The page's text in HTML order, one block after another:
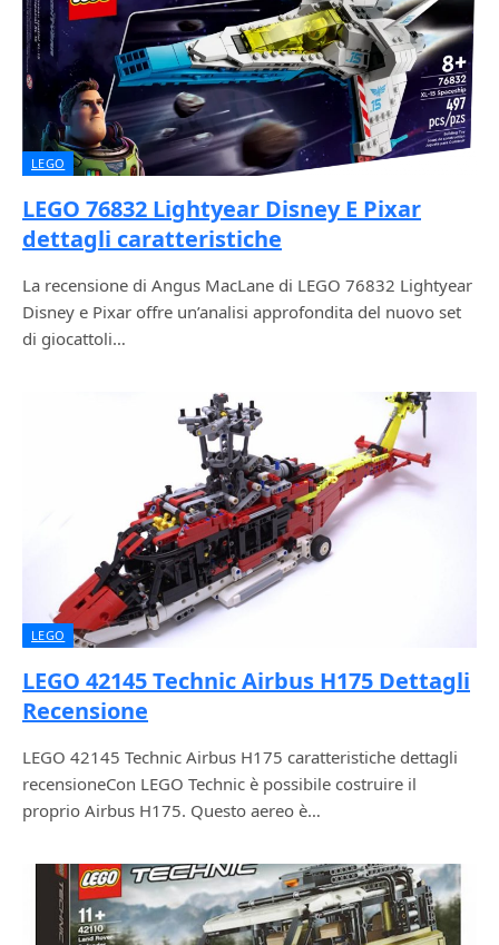
LEGO
LEGO 76832 Lightyear Disney E Pixar
dettagli caratteristiche
La recensione di Angus MacLane di LEGO 76832 Lightyear
Disney e Pixar offre un’analisi approfondita del nuovo set
di giocattoli…
LEGO
LEGO 42145 Technic Airbus H175 Dettagli
Recensione
LEGO 42145 Technic Airbus H175 caratteristiche dettagli
recensioneCon LEGO Technic è possibile costruire il
proprio Airbus H175. Questo aereo è…